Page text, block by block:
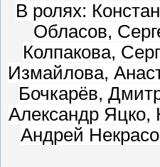
В ролях:
Обласов,
Колпакова,
Измайлова,
Бочкарёв,
Александр
Андрей